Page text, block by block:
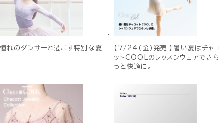
憧れのダンサーと過ごす特別な夏
【7/24(金)発売 】暑い夏はチャコ
ットCOOLのレッスンウェアでさら
っと快適に。